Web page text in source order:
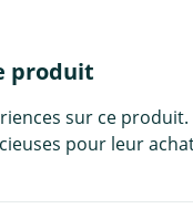
produit
sur ce produit.
pour leur